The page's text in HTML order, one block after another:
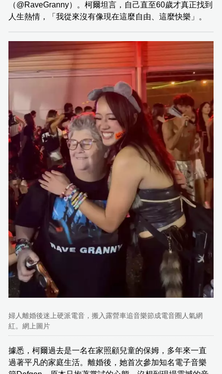
（@RaveGranny）。柯爾坦言，自己直至60歲才真正找到
人生熱情，「我從來沒有像現在這麼自由、這麼快樂」。
婦人離婚後迷上硬派電音，搬入露營車追音樂節成電音圈人氣網
紅。網上圖片
據悉，柯爾過去是一名在家照顧兒童的保姆，多年來一直
過著平凡的家庭生活。離婚後，她首次參加知名電子音樂